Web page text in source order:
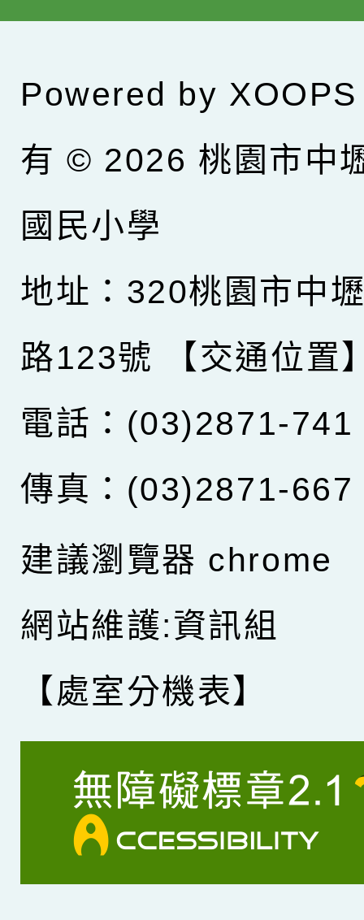
Powered by XOOPS
有 © 2026 桃園市中
國民小學
地址：320桃園市中
路123號
【交通位置
電話：(03)2871-741
傳真：(03)2871-667
建議瀏覽器 chrome
網站維護:資訊組
【處室分機表】